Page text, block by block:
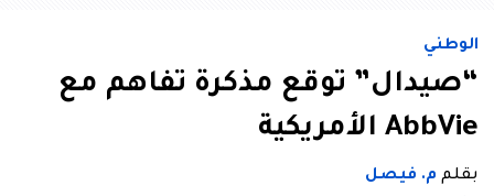
الوطني
“صيدال” توقع مذكرة تفاهم مع
AbbVie الأمريكية
بقلم م. فيصل